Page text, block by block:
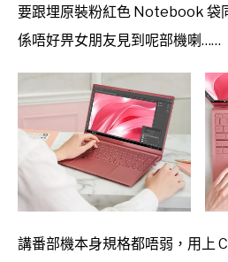
要跟埋原裝粉紅色 Notebook 袋
係唔好畀女朋友見到呢部機喇……
講番部機本身規格都唔弱，用上